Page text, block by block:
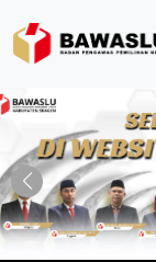
Pelamar
sebagai
2025
Lihat